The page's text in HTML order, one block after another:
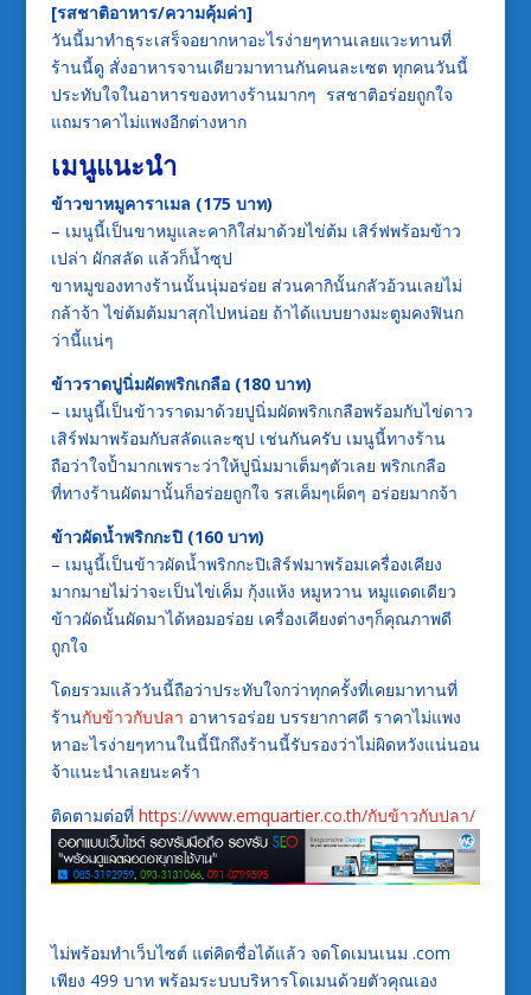
[รสชาติอาหาร/ความคุ้มค่า]
วันนี้มาทำธุระเสร็จอยากหาอะไรง่ายๆทานเลยแวะทานที่
ร้านนี้ดู สั่งอาหารจานเดียวมาทานกันคนละเซต ทุกคนวันนี้
ประทับใจในอาหารของทางร้านมากๆ รสชาติอร่อยถูกใจ
แถมราคาไม่แพงอีกต่างหาก
เมนูแนะนำ
ข้าวขาหมูคาราเมล (175 บาท)
– เมนูนี้เป็นขาหมูและคากิใส่มาด้วยไข่ต้ม เสิร์ฟพร้อมข้าว
เปล่า ผักสลัด แล้วก็น้ำซุป
ขาหมูของทางร้านนั้นนุ่มอร่อย ส่วนคากินั้นกลัวอ้วนเลยไม่
กล้าจ้า ไข่ต้มต้มมาสุกไปหน่อย ถ้าได้แบบยางมะตูมคงฟินก
ว่านี้แน่ๆ
ข้าวราดปูนิ่มผัดพริกเกลือ (180 บาท)
– เมนูนี้เป็นข้าวราดมาด้วยปูนิ่มผัดพริกเกลือพร้อมกับไข่ดาว
เสิร์ฟมาพร้อมกับสลัดและซุป เช่นกันครับ เมนูนี้ทางร้าน
ถือว่าใจป้ำมากเพราะว่าให้ปูนิ่มมาเต็มๆตัวเลย พริกเกลือ
ที่ทางร้านผัดมานั้นก็อร่อยถูกใจ รสเค็มๆเผ็ดๆ อร่อยมากจ้า
ข้าวผัดน้ำพริกกะปิ (160 บาท)
– เมนูนี้เป็นข้าวผัดน้ำพริกกะปิเสิร์ฟมาพร้อมเครื่องเคียง
มากมายไม่ว่าจะเป็นไข่เค็ม กุ้งแห้ง หมูหวาน หมูแดดเดียว
ข้าวผัดนั้นผัดมาได้หอมอร่อย เครื่องเคียงต่างๆก็คุณภาพดี
ถูกใจ
โดยรวมแล้ววันนี้ถือว่าประทับใจกว่าทุกครั้งที่เคยมาทานที่
ร้านกับข้าวกับปลา อาหารอร่อย บรรยากาศดี ราคาไม่แพง
หาอะไรง่ายๆทานในนี้นึกถึงร้านนี้รับรองว่าไม่ผิดหวังแน่นอน
จ้าแนะนำเลยนะคร้า
ติดตามต่อที่ https://www.emquartier.co.th/กับข้าวกับปลา/
ไม่พร้อมทำเว็บไซต์ แต่คิดชื่อได้แล้ว จดโดเมนเนม .com
เพียง 499 บาท พร้อมระบบบริหารโดเมนด้วยตัวคุณเอง